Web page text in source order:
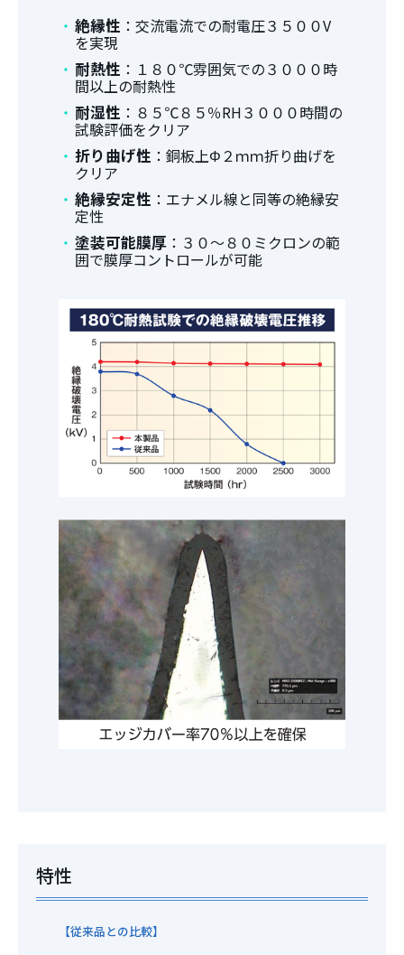
絶縁性 ：交流電流での耐電圧３５００V
を実現
耐熱性 ：１８０℃雰囲気での３０００時
間以上の耐熱性
耐湿性 ：８５℃８５％RH３０００時間の
試験評価をクリア
折り曲げ性 ：銅板上Φ２ｍｍ折り曲げを
クリア
絶縁安定性 ：エナメル線と同等の絶縁安
定性
塗装可能膜厚 ：３０～８０ミクロンの範
囲で膜厚コントロールが可能
特性
【従来品との比較】